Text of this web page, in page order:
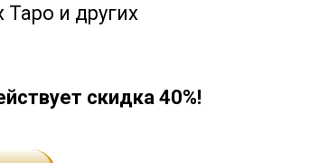
и других
скидка 40%!